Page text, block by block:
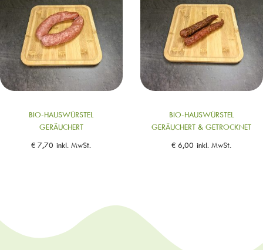
BIO-HAUSWÜRSTEL
GERÄUCHERT
€ 7,70 inkl. MwSt.
BIO-HAUSWÜRSTEL
GERÄUCHERT & GETROCKNET
€ 6,00 inkl. MwSt.